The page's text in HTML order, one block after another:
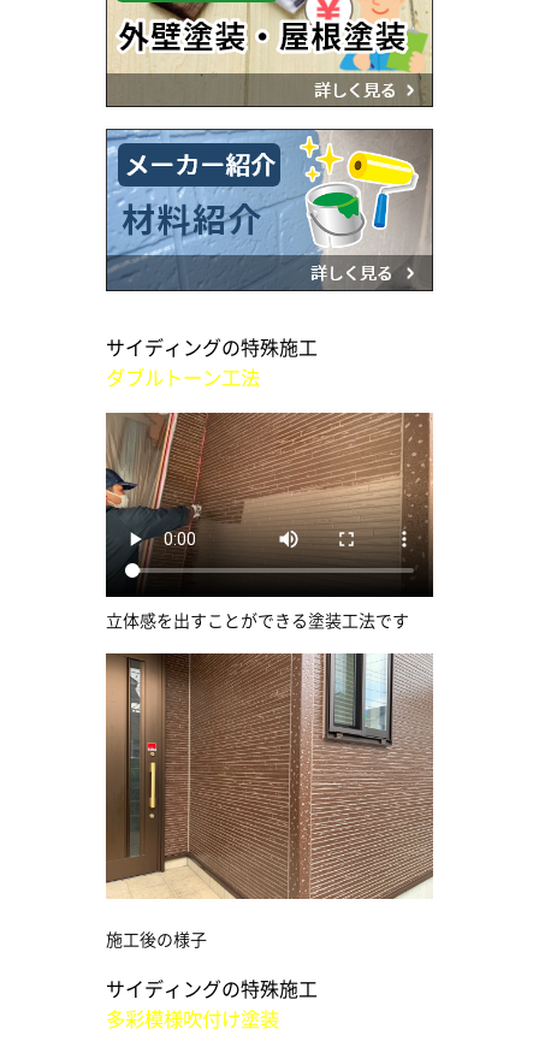
サイディングの特殊施工
ダブルトーン工法
立体感を出すことができる塗装工法です
施工後の様子
サイディングの特殊施工
多彩模様吹付け塗装